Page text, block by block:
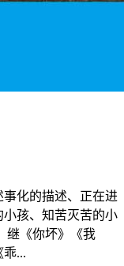
化的描述、正在进
孩、知苦灭苦的小
继《你坏》《我
...